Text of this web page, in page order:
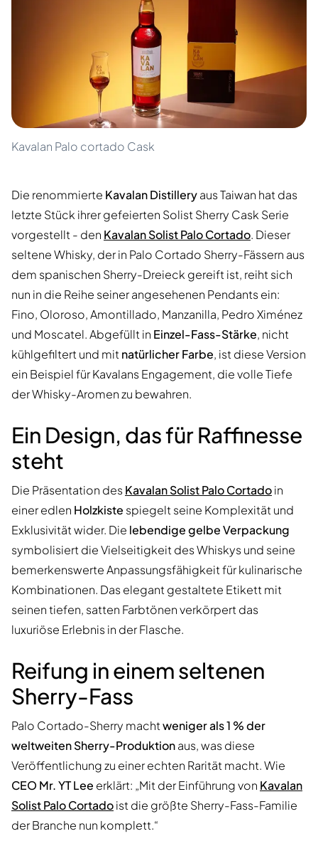
Kavalan Palo cortado Cask
Die renommierte Kavalan Distilleryaus Taiwan hat das
letzte Stück ihrer gefeierten Solist Sherry Cask Serie
vorgestellt - den Kavalan Solist Palo Cortado. Dieser
seltene Whisky, der in Palo Cortado Sherry-Fässern aus
dem spanischen Sherry-Dreieck gereift ist, reiht sich
nun in die Reihe seiner angesehenen Pendants ein:
Fino, Oloroso, Amontillado, Manzanilla, Pedro Ximénez
und Moscatel. Abgefüllt in Einzel-Fass-Stärke, nicht
kühlgefiltert und mit natürlicher Farbe, ist diese Version
ein Beispiel für Kavalans Engagement, die volle Tiefe
der Whisky-Aromen zu bewahren.
Ein Design, das für Raffinesse
steht
Die Präsentation desKavalan Solist Palo Cortadoin
einer edlen Holzkiste spiegelt seine Komplexität und
Exklusivität wider. Die lebendige gelbe Verpackung
symbolisiert die Vielseitigkeit des Whiskys und seine
bemerkenswerte Anpassungsfähigkeit für kulinarische
Kombinationen. Das elegant gestaltete Etikett mit
seinen tiefen, satten Farbtönen verkörpert das
luxuriöse Erlebnis in der Flasche.
Reifung in einem seltenen
Sherry-Fass
Palo Cortado-Sherry machtweniger als 1 % der
weltweiten Sherry-Produktionaus, was diese
Veröffentlichung zu einer echten Rarität macht. Wie
CEO Mr. YT Lee erklärt: „Mit der Einführung von Kavalan
Solist Palo Cortadoist die größte Sherry-Fass-Familie
der Branche nun komplett.“